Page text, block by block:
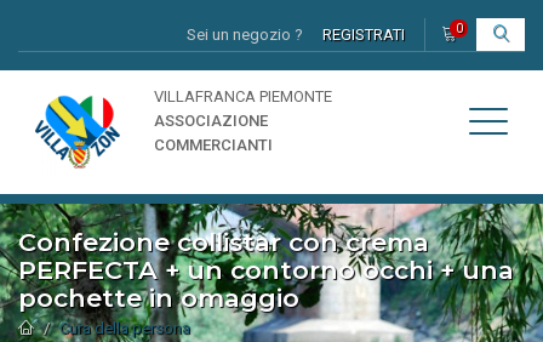
Sei un negozio ? REGISTRATI 0
VILLAFRANCA PIEMONTE
ASSOCIAZIONE
COMMERCIANTI
Confezione collistar con crema
PERFECTA + un contorno occhi + una
pochette in omaggio
Cura della persona